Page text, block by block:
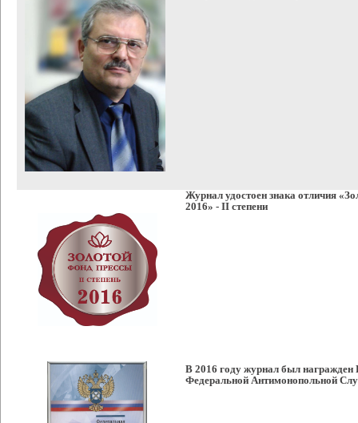
Журнал удостоен знака отличия
2016» - II степени
В 2016 году журнал был награжден
Федеральной Антимонопольной